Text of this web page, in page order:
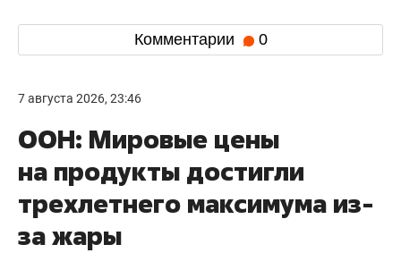
Комментарии 0
7 августа 2026, 23:46
ООН: Мировые цены
на продукты достигли
трехлетнего максимума из-
за жары